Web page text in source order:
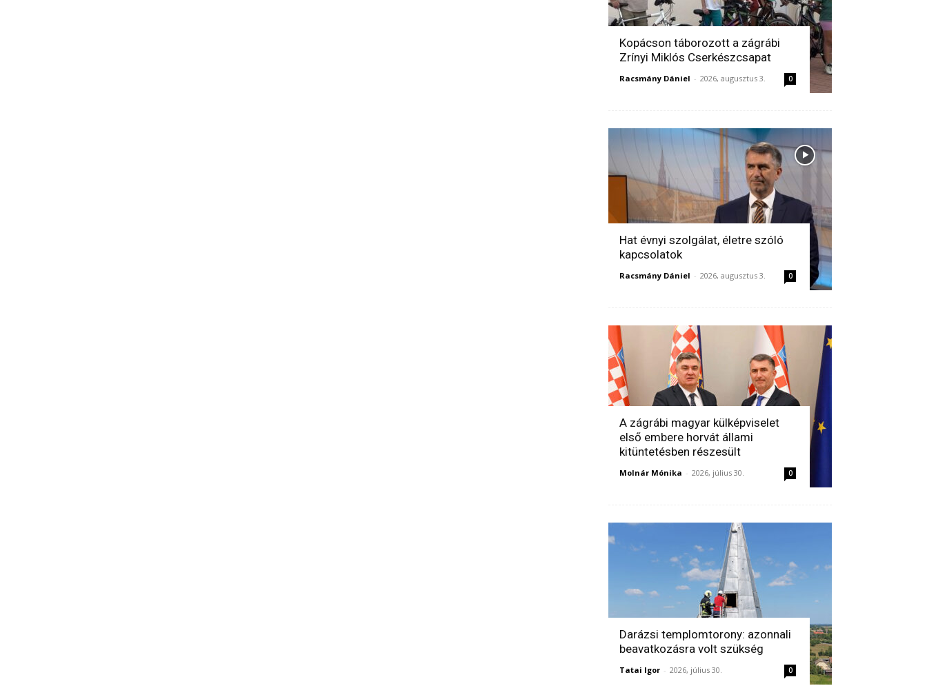
Kopácson táborozott a zágrábi
Zrínyi Miklós Cserkészcsapat
Racsmány Dániel - 2026, augusztus 3. 0
Hat évnyi szolgálat, életre szóló
kapcsolatok
Racsmány Dániel - 2026, augusztus 3. 0
A zágrábi magyar külképviselet
első embere horvát állami
kitüntetésben részesült
Molnár Mónika - 2026, július 30. 0
Darázsi templomtorony: azonnali
beavatkozásra volt szükség
Tatai Igor - 2026, július 30. 0